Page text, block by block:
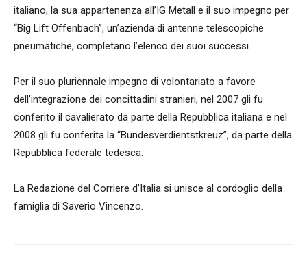
italiano, la sua appartenenza all’IG Metall e il suo impegno per
“Big Lift Offenbach”, un’azienda di antenne telescopiche
pneumatiche, completano l’elenco dei suoi successi.
Per il suo pluriennale impegno di volontariato a favore
dell’integrazione dei concittadini stranieri, nel 2007 gli fu
conferito il cavalierato da parte della Repubblica italiana e nel
2008 gli fu conferita la “Bundesverdientstkreuz”, da parte della
Repubblica federale tedesca.
La Redazione del Corriere d’Italia si unisce al cordoglio della
famiglia di Saverio Vincenzo.